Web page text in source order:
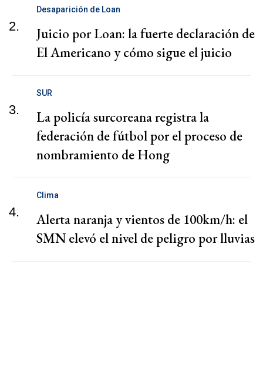
2.
Desaparición de Loan
Juicio por Loan: la fuerte declaración de
El Americano y cómo sigue el juicio
3.
SUR
La policía surcoreana registra la
federación de fútbol por el proceso de
nombramiento de Hong
4.
Clima
Alerta naranja y vientos de 100km/h: el
SMN elevó el nivel de peligro por lluvias